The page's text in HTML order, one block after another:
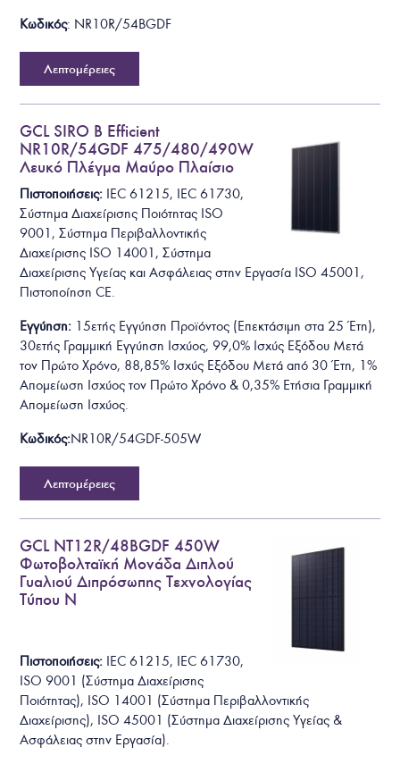
Κωδικός: NR10R/54BGDF
Λεπτομέρειες
GCL SIRO B Efficient
NR10R/54GDF 475/480/490W
Λευκό Πλέγμα Μαύρο Πλαίσιο
Πιστοποιήσεις: IEC 61215, IEC 61730,
Σύστημα Διαχείρισης Ποιότητας ISO
9001, Σύστημα Περιβαλλοντικής
Διαχείρισης ISO 14001, Σύστημα
Διαχείρισης Υγείας και Ασφάλειας στην Εργασία ISO 45001,
Πιστοποίηση CE.
Εγγύηση: 15ετής Εγγύηση Προϊόντος (Επεκτάσιμη στα 25 Έτη),
30ετής Γραμμική Εγγύηση Ισχύος, 99,0% Ισχύς Εξόδου Μετά
τον Πρώτο Χρόνο, 88,85% Ισχύς Εξόδου Μετά από 30 Έτη, 1%
Απομείωση Ισχύος τον Πρώτο Χρόνο & 0,35% Ετήσια Γραμμική
Απομείωση Ισχύος.
Κωδικός:NR10R/54GDF-505W
Λεπτομέρειες
GCL NT12R/48BGDF 450W
Φωτοβολταϊκή Μονάδα Διπλού
Γυαλιού Διπρόσωπης Τεχνολογίας
Τύπου N
Πιστοποιήσεις: IEC 61215, IEC 61730,
ISO 9001 (Σύστημα Διαχείρισης
Ποιότητας), ISO 14001 (Σύστημα Περιβαλλοντικής
Διαχείρισης), ISO 45001 (Σύστημα Διαχείρισης Υγείας &
Ασφάλειας στην Εργασία).